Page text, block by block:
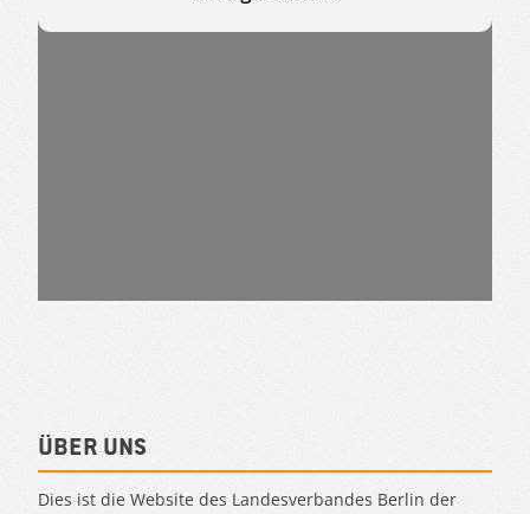
Über uns
Dies ist die Website des Landesverbandes Berlin der